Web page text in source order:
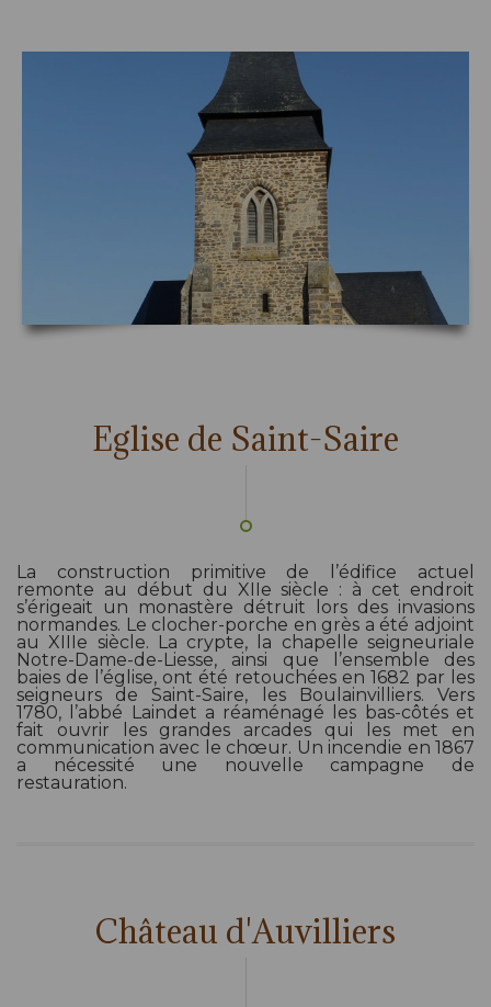
Eglise de Saint-Saire
La construction primitive de l’édifice actuel
remonte au début du XIIe siècle : à cet endroit
s’érigeait un monastère détruit lors des invasions
normandes. Le clocher-porche en grès a été adjoint
au XIIIe siècle. La crypte, la chapelle seigneuriale
Notre-Dame-de-Liesse, ainsi que l’ensemble des
baies de l’église, ont été retouchées en 1682 par les
seigneurs de Saint-Saire, les Boulainvilliers. Vers
1780, l’abbé Laindet a réaménagé les bas-côtés et
fait ouvrir les grandes arcades qui les met en
communication avec le chœur. Un incendie en 1867
a nécessité une nouvelle campagne de
restauration.
Château d'Auvilliers